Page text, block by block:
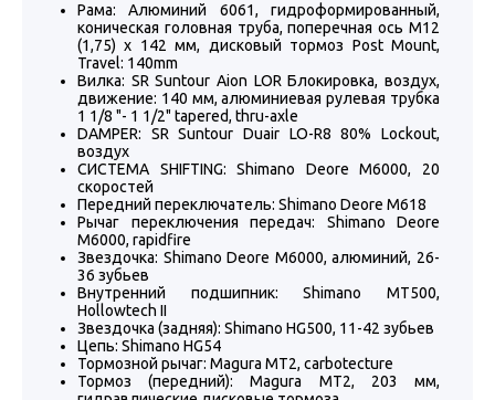
Рама: Алюминий 6061, гидроформированный,
коническая головная труба, поперечная ось M12
(1,75) x 142 мм, дисковый тормоз Post Mount,
Travel: 140mm
Вилка: SR Suntour Aion LOR Блокировка, воздух,
движение: 140 мм, алюминиевая рулевая трубка
1 1/8 "- 1 1/2" tapered, thru-axle
DAMPER: SR Suntour Duair LO-R8 80% Lockout,
воздух
СИСТЕМА SHIFTING: Shimano Deore M6000, 20
скоростей
Передний переключатель: Shimano Deore M618
Рычаг переключения передач: Shimano Deore
M6000, rapidfire
Звездочка: Shimano Deore M6000, алюминий, 26-
36 зубьев
Внутренний подшипник: Shimano МТ500,
Hollowtech II
Звездочка (задняя): Shimano HG500, 11-42 зубьев
Цепь: Shimano HG54
Тормозной рычаг: Magura MT2, carbotecture
Тормоз (передний): Magura MT2, 203 мм,